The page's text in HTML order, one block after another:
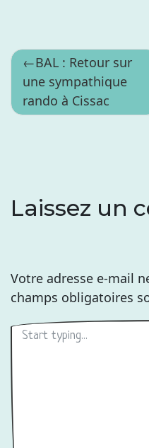
de
l’article
BAL : Retour sur
une sympathique
rando à Cissac
Laissez un
Votre adresse e-mail
champs obligatoires